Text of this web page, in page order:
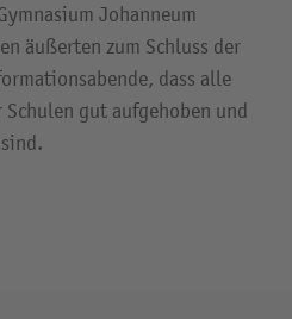
Johanneum
äußerten zum Schluss der
dass alle
Schulen gut aufgehoben und